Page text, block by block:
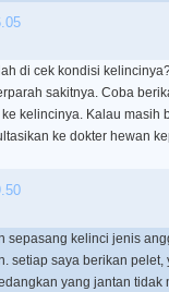
di cek kondisi
sakitnya. Coba
kelincinya. Kalau masih
ke dokter hewan
sepasang kelinci jenis
setiap saya berikan pelet,
yang jantan tidak